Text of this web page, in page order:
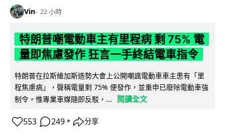
Vin 22 小時
特朗普嘲電動車主有里程病 剩 75% 電
量即焦慮發作 狂言一手終結電車指令
特朗普在拉斯維加斯造勢大會上公開嘲諷電動車車主患有「里
程焦慮病」，聲稱電量剩 75% 便發作，並重申已廢除電動車強
制令。惟專業車媒隨即反駁，...
閱讀全文
553 249 ↗ 分享